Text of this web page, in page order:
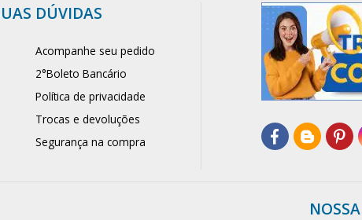
DÚVIDAS
Acompanhe seu pedido
2°Boleto Bancário
Política de privacidade
Trocas e devoluções
Segurança na compra